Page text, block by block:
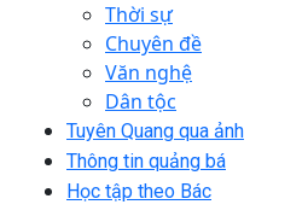
Thời sự
Chuyên đề
Văn nghệ
Dân tộc
Tuyên Quang qua ảnh
Thông tin quảng bá
Học tập theo Bác